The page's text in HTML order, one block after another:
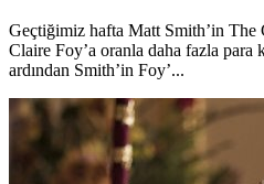
Geçtiğimiz hafta Matt Smith’in The
Claire Foy’a oranla daha fazla para
ardından Smith’in Foy’...